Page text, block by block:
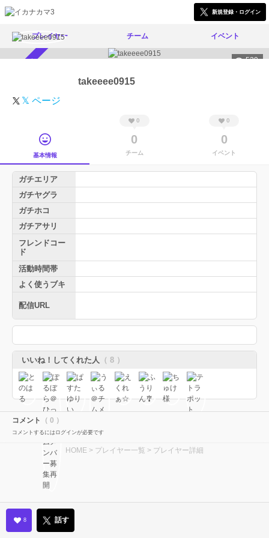
新規登録・ログイン
プレイヤー チーム イベント
539
takeeee0915
𝕏 ページ
基本情報
0
0
チーム
0
0
イベント
ガチエリア
ガチヤグラ
ガチホコ
ガチアサリ
フレンドコー
ド
活動時間帯
よく使うブキ
配信URL
いいね！してくれた人 （ 8 ）
コメント （ 0 ）
コメントするにはログインが必要です
HOME > プレイヤー一覧 > プレイヤー詳細
8 話す